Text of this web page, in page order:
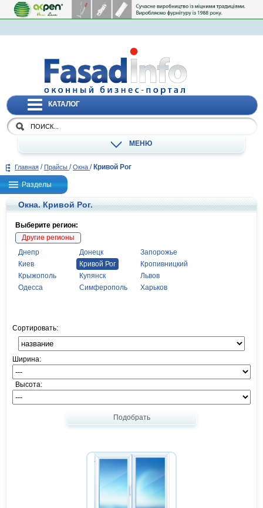
КАТАЛОГ
МЕНЮ
Главная / Прайсы / Окна / Кривой Рог
Разделы
Окна. Кривой Рог.
Выберите регион:
Другие регионы
Днепр
Донецк
Запорожье
Киев
Кривой Рог
Кропивницкий
Крыжополь
Купянск
Львов
Одесса
Симферополь Харьков
Сортировать:
Ширина:
Высота:
Подобрать